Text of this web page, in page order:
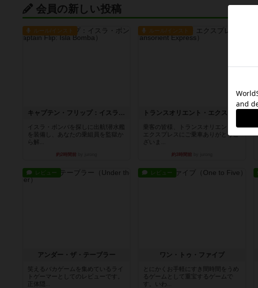
会員の新しい投稿
ルール/インスト
キャプテン・フリップ：イスラ・ボンバ
イスラ・ボンバを探しに出航!潜水艦
を装備し、あなたの乗組員を監獄か
ら解...
約2時間前
ルール/インスト
トランスオリエント・エクスプレス
乗客の皆様、トランスオリエント・
エクスプレスにご乗車ありがとうご
ざいま...
約3時間前
レビュー
アンダー・ザ・テーブラー
笑えるバカゲームを集めているライ
トゲーマーとしてのレビューです。
正体隠...
レビュー
ワン・トゥ・ファイブ
とにかくお手軽にすき間時間をうめ
るゲームとして重宝するゲームで
す。いわ...